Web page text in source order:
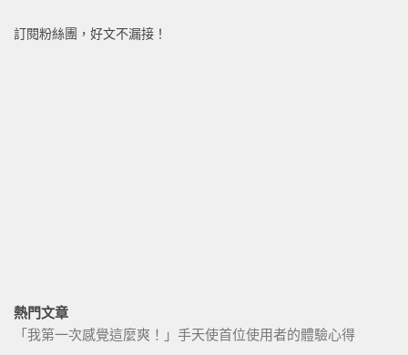
訂閱粉絲團，好文不漏接！
熱門文章
「我第一次感覺這麼爽！」手天使首位使用者的體驗心得